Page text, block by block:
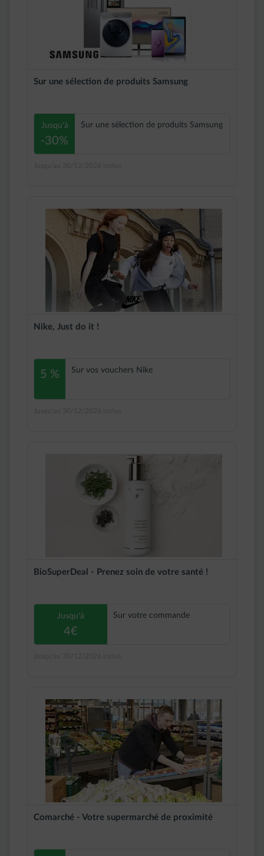
Sur une sélection de produits Samsung
Jusqu'à
-30%
Sur une sélection de produits Samsung
Nike, Just do it !
5 % Sur vos vouchers Nike
BioSuperDeal - Prenez soin de votre santé !
Jusqu'à
4€
Sur votre commande
Comarché - Votre supermarché de proximité